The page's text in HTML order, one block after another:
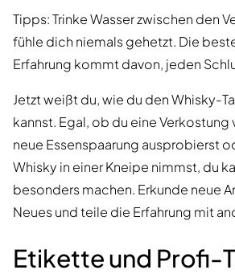
Tipps: Trinke Wasser zwischen den
fühle dich niemals gehetzt. Die
Erfahrung kommt davon, jeden
Jetzt weißt du, wie du den Whisky-
kannst. Egal, ob du eine Verkostung
neue Essenspaarung ausprobierst
Whisky in einer Kneipe nimmst, du
besonders machen. Erkunde neue
Neues und teile die Erfahrung mit
Etikette und Profi-